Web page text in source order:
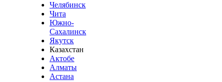
Челябинск
Чита
Южно-
Сахалинск
Якутск
Казахстан
Актобе
Алматы
Астана